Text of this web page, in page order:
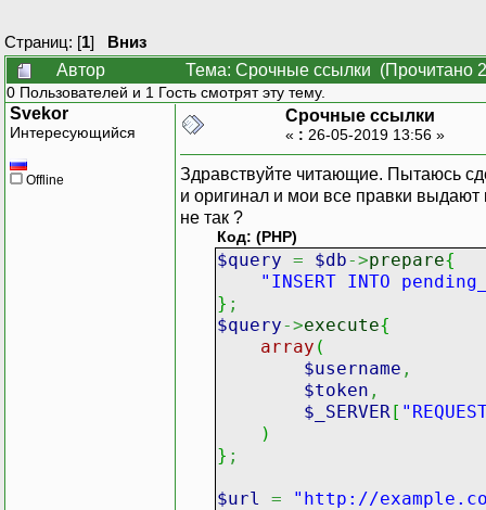
Страниц: [1] Вниз
Автор
Тема: Срочные ссылки (Прочитано
0 Пользователей и 1 Гость смотрят эту тему.
Svekor
Интересующийся
Offline
Срочные ссылки
« : 26-05-2019 13:56 »
Здравствуйте читающие. Пытаюсь
и оригинал и мои все правки выдают
не так ?
Код: (PHP)
$query = $db->prepare{
"INSERT INTO
} ;
$query->execute{
array (
$username ,
$token ,
$_SERVER [
)
} ;
$url = "http://